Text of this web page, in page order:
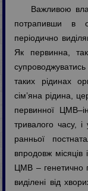
Важливою
потрапивши в
періодично
Як первинна,
таких рідинах
сім’яна рідина,
первинної
тривалого часу,
ранньої
впродовж місяців
ЦМВ – генетично
виділені від